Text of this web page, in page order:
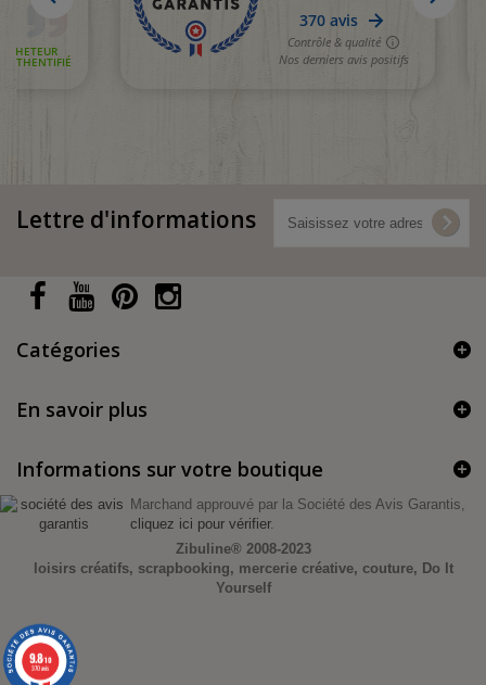
Lettre d'informations
Catégories
En savoir plus
Informations sur votre boutique
Marchand approuvé par la Société des Avis Garantis,
cliquez ici pour vérifier.
Zibuline® 2008-2023
loisirs créatifs, scrapbooking, mercerie créative, couture, Do It
Yourself
9.8/10
370 avis